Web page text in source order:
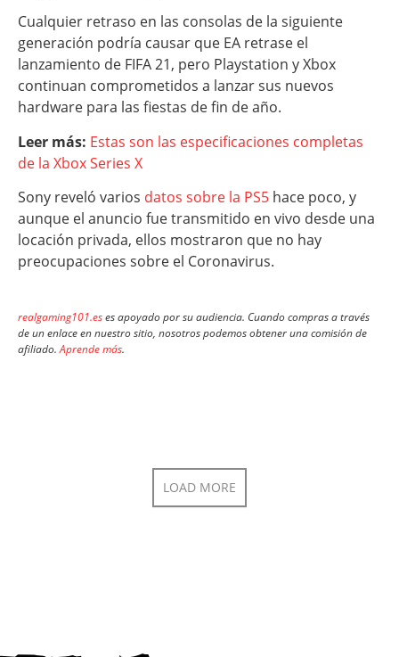
Cualquier retraso en las consolas de la siguiente
generación podría causar que EA retrase el
lanzamiento de FIFA 21, pero Playstation y Xbox
continuan comprometidos a lanzar sus nuevos
hardware para las fiestas de fin de año.
Leer más: Estas son las especificaciones completas
de la Xbox Series X
Sony reveló varios datos sobre la PS5 hace poco, y
aunque el anuncio fue transmitido en vivo desde una
locación privada, ellos mostraron que no hay
preocupaciones sobre el Coronavirus.
realgaming101.eses apoyado por su audiencia. Cuando compras a través
de un enlace en nuestro sitio, nosotros podemos obtener una comisión de
afiliado.Aprende más.
LOAD MORE